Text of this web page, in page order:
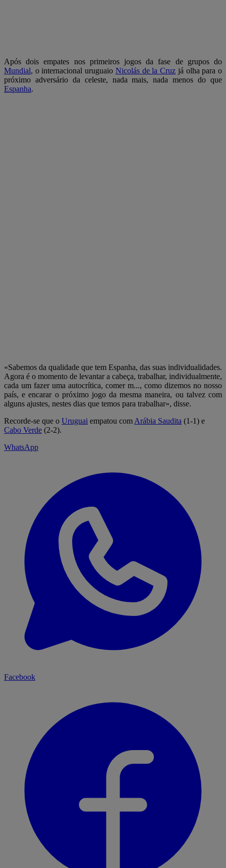
Após dois empates nos primeiros jogos da fase de grupos do
Mundial, o internacional uruguaio Nicolás de la Cruz já olha para o
próximo adversário da celeste, nada mais, nada menos do que
Espanha.
«Sabemos da qualidade que tem Espanha, das suas individualidades.
Agora é o momento de levantar a cabeça, trabalhar, individualmente,
cada um fazer uma autocrítica, comer m..., como dizemos no nosso
país, e encarar o próximo jogo da mesma maneira, ou talvez com
alguns ajustes, nestes dias que temos para trabalhar», disse.
Recorde-se que o Uruguai empatou com Arábia Saudita (1-1) e
Cabo Verde (2-2).
WhatsApp
Facebook